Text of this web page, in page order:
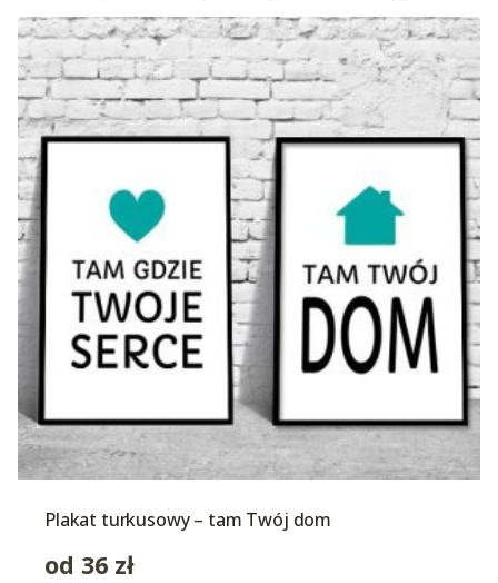
Plakat turkusowy – tam Twój dom
od 36 zł